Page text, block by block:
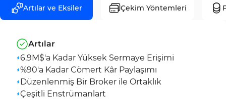
Artılar ve Eksiler Çekim Yöntemleri
Artılar
6.9M$'a Kadar Yüksek Sermaye Erişimi
%90'a Kadar Cömert Kâr Paylaşımı
Düzenlenmiş Bir Broker ile Ortaklık
Çeşitli Enstrümanlart